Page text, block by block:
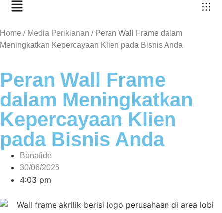
Home / Media Periklanan / Peran Wall Frame dalam
Meningkatkan Kepercayaan Klien pada Bisnis Anda
Peran Wall Frame
dalam Meningkatkan
Kepercayaan Klien
pada Bisnis Anda
Bonafide
30/06/2026
4:03 pm